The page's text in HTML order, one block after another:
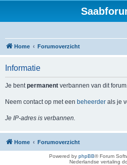
Home Forumoverzicht
Informatie
Je bentpermanent verbannen van dit
Neem contact op met een beheerder als je
Je IP-adres is verbannen.
Home Forumoverzicht
Powered by phpBB® Forum
Nederlandse vertaling